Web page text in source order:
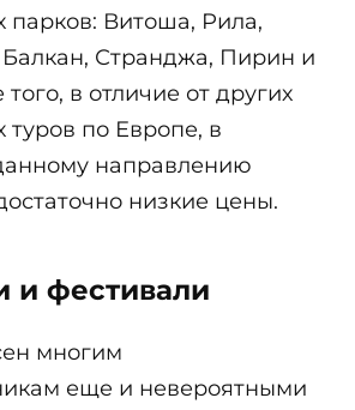
парков: Витоша, Рила,
Странджа, Пирин и
в отличие от других
туров по Европе, в
направлению
низкие цены.
и фестивали
многим
еще и невероятными